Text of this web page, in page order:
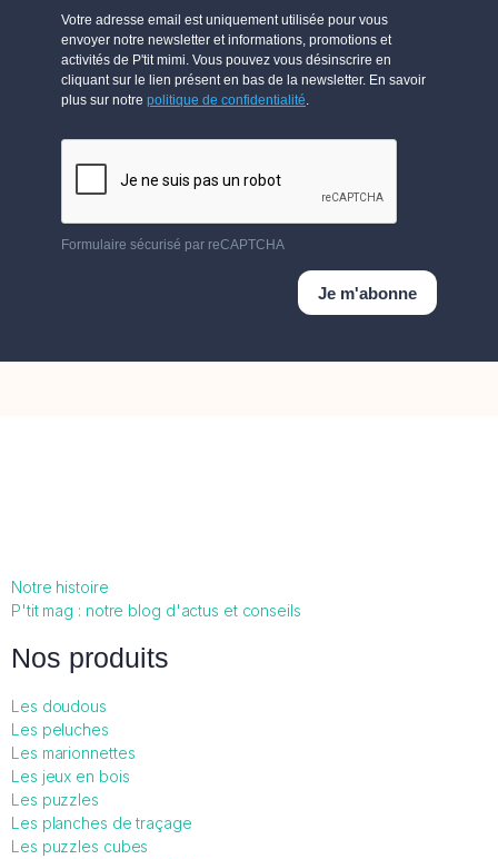
Notre histoire
P'tit mag : notre blog d'actus et conseils
Nos produits
Les doudous
Les peluches
Les marionnettes
Les jeux en bois
Les puzzles
Les planches de traçage
Les puzzles cubes